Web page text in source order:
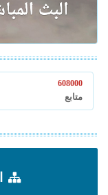
608000
متابع